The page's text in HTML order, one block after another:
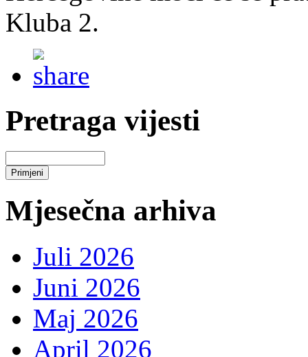
Kluba 2.
Pretraga vijesti
Mjesečna arhiva
Juli 2026
Juni 2026
Maj 2026
April 2026